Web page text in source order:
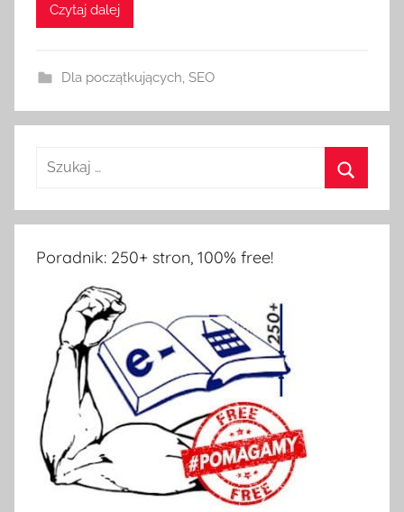
Czytaj dalej
Dla początkujących, SEO
Poradnik: 250+ stron, 100% free!